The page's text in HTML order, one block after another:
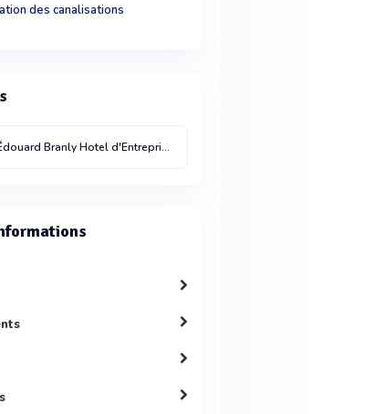
des canalisations
Branly Hotel d'Entreprises Camille Jenatzy